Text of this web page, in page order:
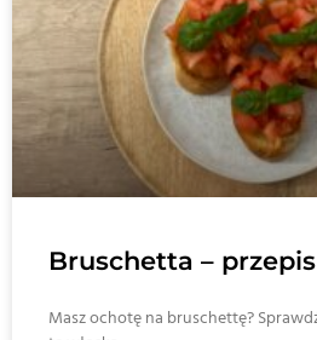
Bruschetta – przepis
Masz ochotę na bruschettę?